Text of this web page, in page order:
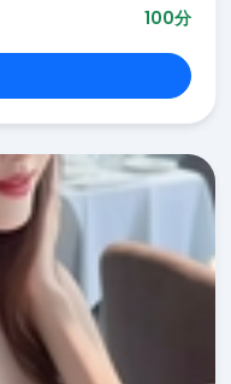
100分